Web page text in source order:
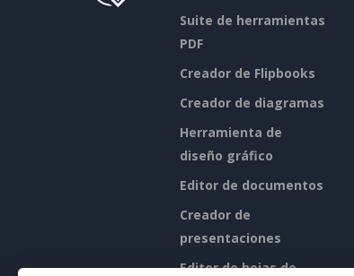
Suite de herramientas
PDF
Creador de Flipbooks
Creador de diagramas
Herramienta de
diseño gráfico
Editor de documentos
Creador de
presentaciones
Editor de hojas de